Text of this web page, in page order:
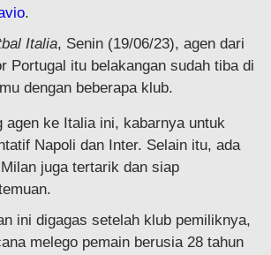
.
Italia, Senin (19/06/23), agen dari
Portugal itu belakangan sudah tiba di
dengan beberapa klub.
agen ke Italia ini, kabarnya untuk
Napoli dan Inter. Selain itu, ada
juga tertarik dan siap
ini digagas setelah klub pemiliknya,
melego pemain berusia 28 tahun